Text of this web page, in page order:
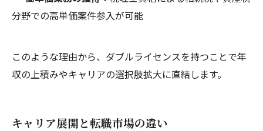
分野での高単価案件参入が可能
このような理由から、ダブルライセンスを持つことで年
収の上積みやキャリアの選択肢拡大に直結します。
キャリア展開と転職市場の違い